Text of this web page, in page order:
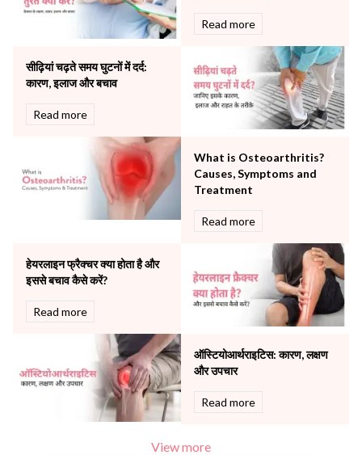
Neurology
Other Services
Pulmonology
Rheumatology
Robotic Precision
The Breast Centre
The Oncology Centre
Women Wellness
Read more
सीढ़ियां चढ़ते समय घुटनों में दर्द:
कारण, इलाज और बचाव
Read more
What is Osteoarthritis?
Causes, Symptoms and
Treatment
Read more
हेयरलाइन फ्रैक्चर क्या होता है और
इससे बचाव कैसे करें?
Read more
ऑस्टियोआर्थराइटिस: कारण, लक्षण
और उपचार
Read more
View more